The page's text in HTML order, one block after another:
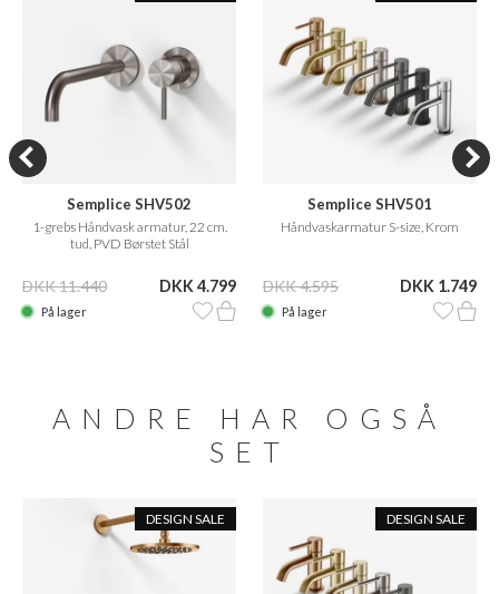
Semplice SHV502
1-grebs Håndvask armatur, 22 cm.
tud, PVD Børstet Stål
DKK 11.440 DKK 4.799
På lager
Semplice SHV501
Håndvaskarmatur S-size, Krom
DKK 4.595 DKK 1.749
På lager
ANDRE HAR OGSÅ
SET
DESIGN SALE DESIGN SALE